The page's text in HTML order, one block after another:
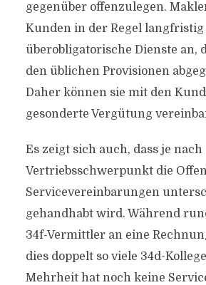
gegenüber offenzulegen.
Kunden in der Regel
überobligatorische Dienste an,
den üblichen Provisionen
Daher können sie mit den
gesonderte Vergütung
Es zeigt sich auch, dass je nach
Vertriebsschwerpunkt die
Servicevereinbarungen
gehandhabt wird. Während
34f-Vermittler an eine
dies doppelt so viele 34d-
Mehrheit hat noch keine